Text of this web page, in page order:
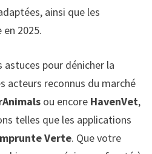
ainsi que les
2025.
astuces pour dénicher la
acteurs reconnus du marché
ou encore HavenVet,
telles que les applications
Verte. Que votre